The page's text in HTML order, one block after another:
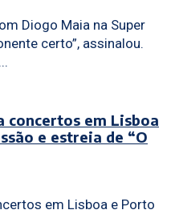
Diogo Maia na Super
certo”, assinalou.
concertos em Lisboa
e estreia de “O
em Lisboa e Porto